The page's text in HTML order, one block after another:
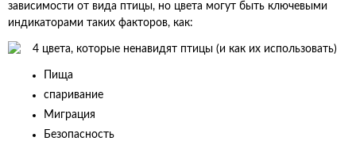
зависимости от вида птицы, но цвета могут быть ключевыми
индикаторами таких факторов, как:
Пища
спаривание
Миграция
Безопасность